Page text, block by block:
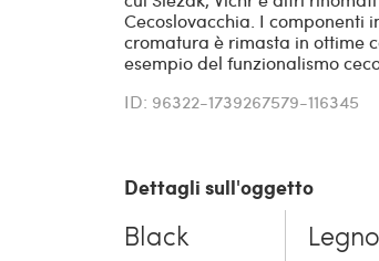
Cecoslovacchia. I componenti
cromatura è rimasta in ottime
esempio del funzionalismo
ID: 96322-1739267579-116345
Dettagli sull'oggetto
Black
Legno